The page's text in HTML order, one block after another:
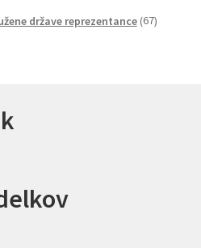
države reprezentance 67izdelkov